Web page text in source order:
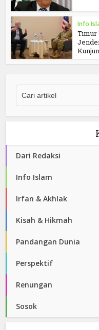
Info
Timur
Dari Redaksi
Info Islam
Irfan & Akhlak
Kisah & Hikmah
Pandangan Dunia
Perspektif
Renungan
Sosok